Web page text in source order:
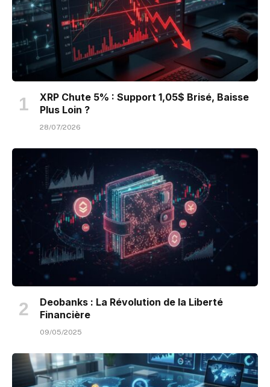
XRP Chute 5% : Support 1,05$ Brisé, Baisse
Plus Loin ?
28/07/2026
Deobanks : La Révolution de la Liberté
Financière
09/05/2025